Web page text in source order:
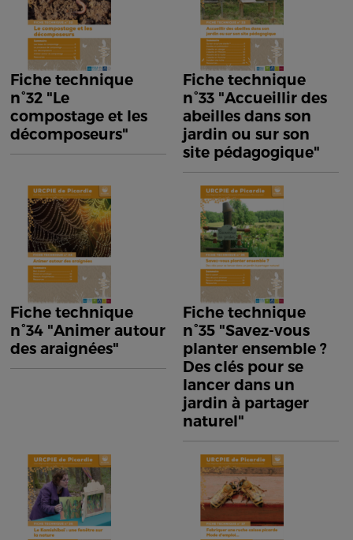
Fiche technique
n°32 "Le
compostage et les
décomposeurs"
Fiche technique
n°33 "Accueillir des
abeilles dans son
jardin ou sur son
site pédagogique"
Fiche technique
n°34 "Animer autour
des araignées"
Fiche technique
n°35 "Savez-vous
planter ensemble ?
Des clés pour se
lancer dans un
jardin à partager
naturel"